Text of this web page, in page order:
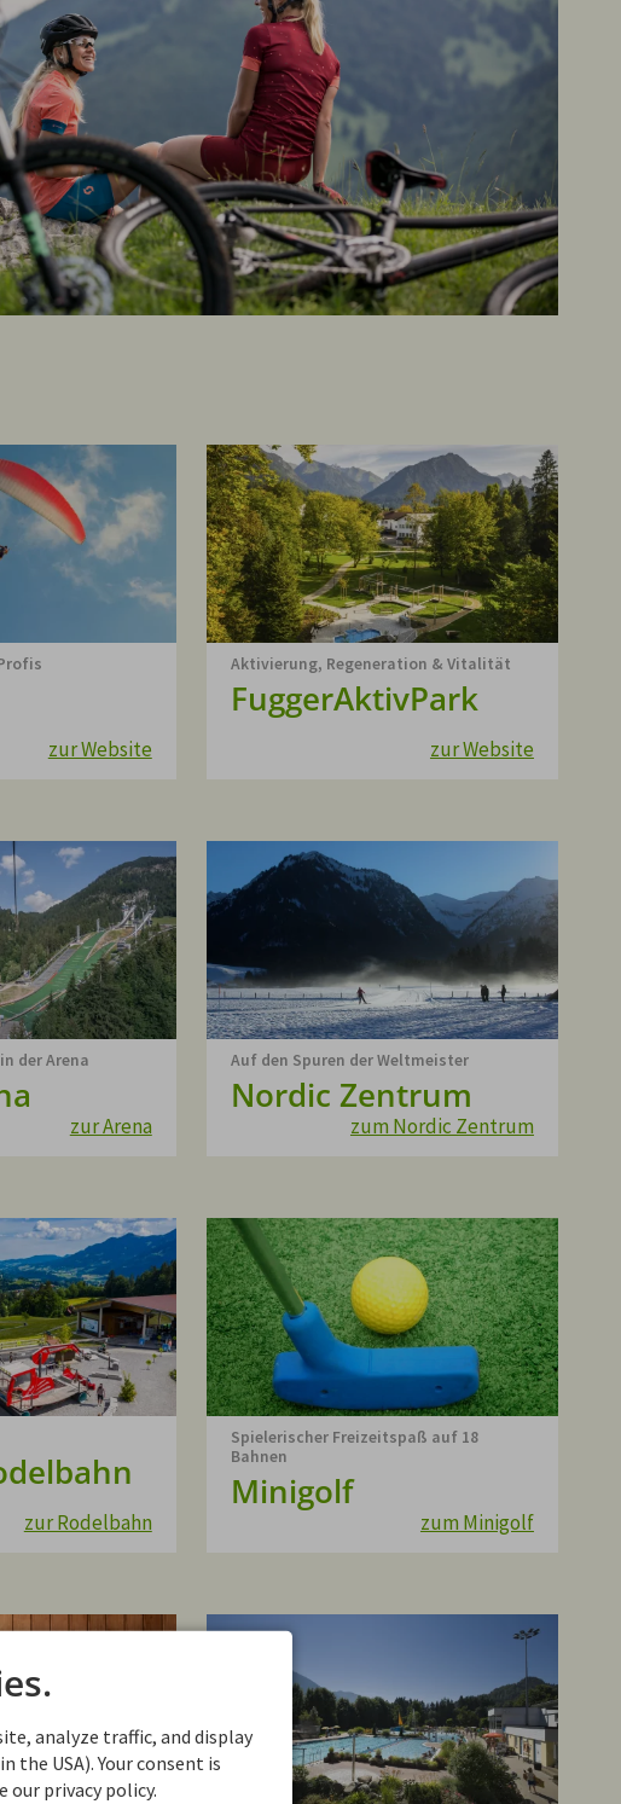
zur Website
Aktivierung, Regeneration & Vitalität
FuggerAktivPark
zur Website
der Arena
zur Arena
Auf den Spuren der Weltmeister
Nordic Zentrum
zum Nordic Zentrum
zur Rodelbahn
Spielerischer Freizeitspaß auf 18
Bahnen
Minigolf
zum Minigolf
analyze traffic, and display
USA). Your consent is
our privacy policy.